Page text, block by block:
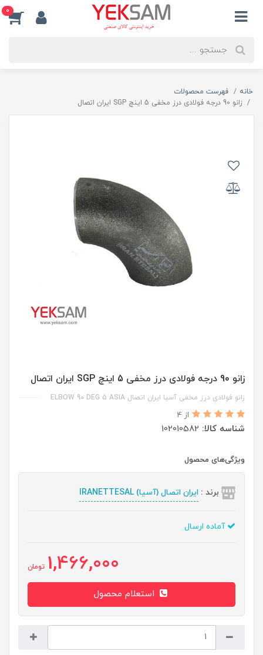
0
خانه
فهرست محصولات
زانو 90 درجه فولادی درز مخفی 5 اینچ SGP ایران اتصال
زانو 90 درجه فولادی درز مخفی 5 اینچ SGP ایران اتصال
زانو فولادی درز مخفی آسیا ایران اتصال ELBOW 90 DEG 5 ASIA
از 4
شناسه کالا: 102010582
ویژگی‌های محصول
برند : ایران اتصال (آسیا) IRANETTESAL
آماده ارسال
1,466,000 تومان